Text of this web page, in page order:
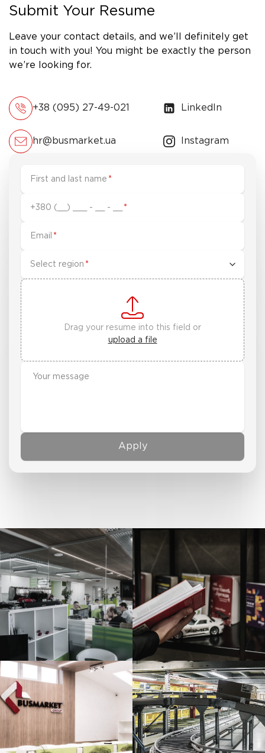
Submit Your Resume
Leave your contact details, and we’ll definitely get
in touch with you! You might be exactly the person
we’re looking for.
+38 (095) 27-49-021 LinkedIn
hr@busmarket.ua Instagram
First and last name *
+380 (__) ___ - __ - __ *
Email *
Select region *
Drag your resume into this field or
upload a file
Apply